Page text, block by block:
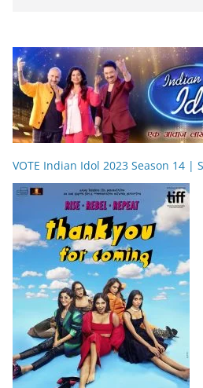
VOTE Indian Idol 2023 Season 14 |